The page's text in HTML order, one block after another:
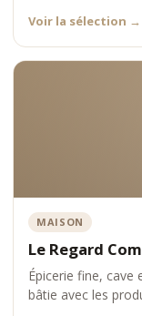
Voir la sélection →
MAISON
Le Regard
Épicerie fine, cave
bâtie avec les